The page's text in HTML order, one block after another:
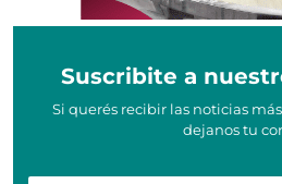
Suscribite a
Si querés recibir las noticias
dejanos tu